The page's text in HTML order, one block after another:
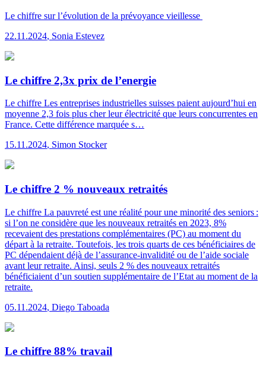
Le chiffre sur l’évolution de la prévoyance vieillesse
22.11.2024, Sonia Estevez
Le chiffre 2,3x prix de l’energie
Le chiffre Les entreprises industrielles suisses paient aujourd’hui en
moyenne 2,3 fois plus cher leur électricité que leurs concurrentes en
France. Cette différence marquée s…
15.11.2024, Simon Stocker
Le chiffre 2 % nouveaux retraités
Le chiffre La pauvreté est une réalité pour une minorité des seniors :
si l’on ne considère que les nouveaux retraités en 2023, 8%
recevaient des prestations complémentaires (PC) au moment du
départ à la retraite. Toutefois, les trois quarts de ces bénéficiaires de
PC dépendaient déjà de l’assurance-invalidité ou de l’aide sociale
avant leur retraite. Ainsi, seuls 2 % des nouveaux retraités
bénéficiaient d’un soutien supplémentaire de l’Etat au moment de la
retraite.
05.11.2024, Diego Taboada
Le chiffre 88% travail